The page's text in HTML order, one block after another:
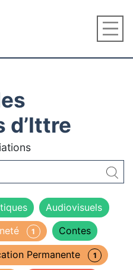
d’Ittre
Audiovisuels
1
Contes
Permanente 1